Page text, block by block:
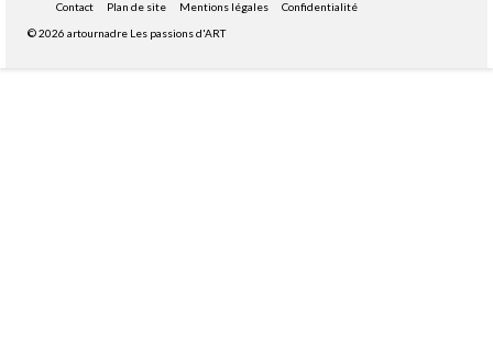
Contact Plan de site Mentions légales
Confidentialité
© 2026 artournadre Les passions d'ART